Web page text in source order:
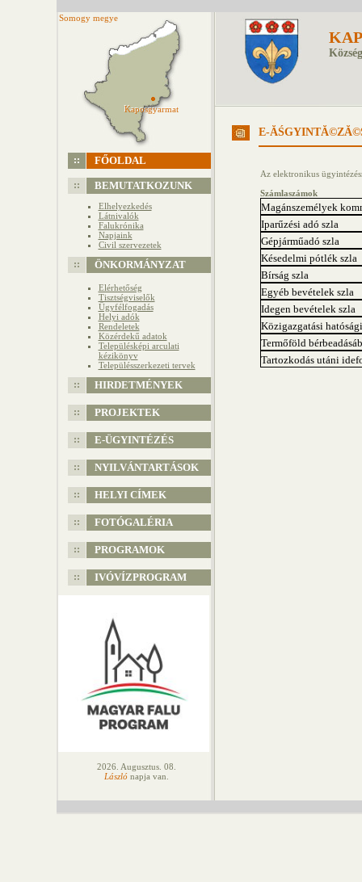
Somogy megye
Kaposgyarmat
Kaposgyarmat
FŐOLDAL
BEMUTATKOZUNK
Elhelyezkedés
Látnivalók
Falukrónika
Napjaink
Civil szervezetek
ÖNKORMÁNYZAT
Elérhetőség
Tisztségviselők
Ügyfélfogadás
Helyi adók
Rendeletek
Közérdekű adatok
Településképi arculati
kézikönyv
Településszerkezeti tervek
HIRDETMÉNYEK
PROJEKTEK
E-ÜGYINTÉZÉS
NYILVÁNTARTÁSOK
HELYI CÍMEK
FOTÓGALÉRIA
PROGRAMOK
IVÓVÍZPROGRAM
2026. Augusztus. 08.
László napja van.
E-
Az elektronikus
Számlaszámok
Magánszemélyek
Iparűzési adó szla
Gépjárműadó szla
Késedelmi pótlék szla
Bírság szla
Egyéb bevételek szla
Idegen bevételek szla
Közigazgatási
Termőföld
Tartozkodás utáni